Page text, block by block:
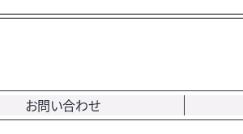
お問い合わせ